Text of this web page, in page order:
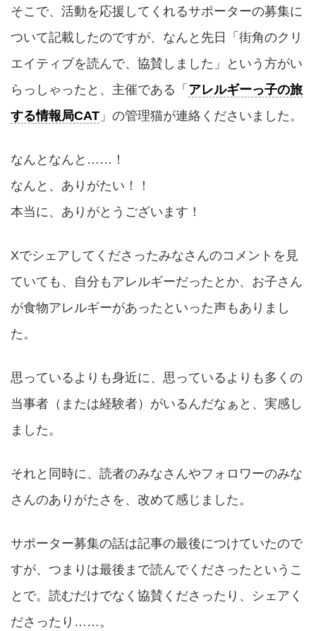
そこで、活動を応援してくれるサポーターの募集に
ついて記載したのですが、なんと先日「街角のクリ
エイティブを読んで、協賛しました」という方がい
らっしゃったと、主催である「 アレルギーっ子の旅
する情報局CAT 」の管理猫が連絡くださいました。
なんとなんと……！
なんと、ありがたい！！
本当に、ありがとうございます！
Xでシェアしてくださったみなさんのコメントを見
ていても、自分もアレルギーだったとか、お子さん
が食物アレルギーがあったといった声もありまし
た。
思っているよりも身近に、思っているよりも多くの
当事者（または経験者）がいるんだなぁと、実感し
ました。
それと同時に、読者のみなさんやフォロワーのみな
さんのありがたさを、改めて感じました。
サポーター募集の話は記事の最後につけていたので
すが、つまりは最後まで読んでくださったというこ
とで。読むだけでなく協賛くださったり、シェアく
ださったり……。